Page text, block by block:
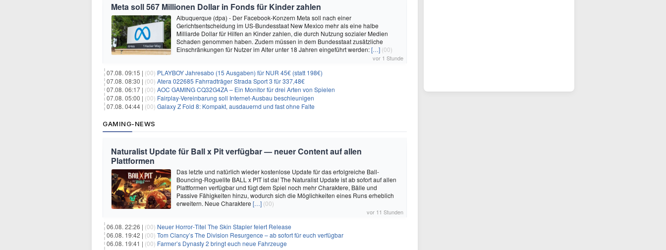
Meta soll 567 Millionen Dollar in Fonds für Kinder zahlen
Albuquerque (dpa) - Der Facebook-Konzern Meta soll nach einer
Gerichtsentscheidung im US-Bundesstaat New Mexico mehr als eine halbe
Milliarde Dollar für Hilfen an Kinder zahlen, die durch Nutzung sozialer Medien
Schaden genommen haben. Zudem müssen in dem Bundesstaat zusätzliche
Einschränkungen für Nutzer im Alter unter 18 Jahren eingeführt werden:[…] (00)
vor 1 Stunde
07.08. 09:15 | (00) PLAYBOY Jahresabo (15 Ausgaben) für NUR 45€ (statt 198€)
07.08. 08:30 | (00) Atera 022685 Fahrradträger Strada Sport 3 für 337,48€
07.08. 06:17 | (00) AOC GAMING CQ32G4ZA – Ein Monitor für drei Arten von Spielen
07.08. 05:00 | (00) Fairplay-Vereinbarung soll Internet-Ausbau beschleunigen
07.08. 04:44 | (00) Galaxy Z Fold 8: Kompakt, ausdauernd und fast ohne Falte
GAMING-NEWS
Naturalist Update für Ball x Pit verfügbar — neuer Content auf allen
Plattformen
Das letzte und natürlich wieder kostenlose Update für das erfolgreiche Ball-
Bouncing-Roguelite BALL x PIT ist da! The Naturalist Update ist ab sofort auf allen
Plattformen verfügbar und fügt dem Spiel noch mehr Charaktere, Bälle und
Passive Fähigkeiten hinzu, wodurch sich die Möglichkeiten eines Runs erheblich
erweitern. Neue Charaktere […] (00)
vor 11 Stunden
06.08. 22:26 | (00) Neuer Horror‑Titel The Skin Stapler feiert Release
06.08. 19:42 | (00) Tom Clancy’s The Division Resurgence – ab sofort für euch verfügbar
06.08. 19:41 | (00) Farmer’s Dynasty 2 bringt euch neue Fahrzeuge